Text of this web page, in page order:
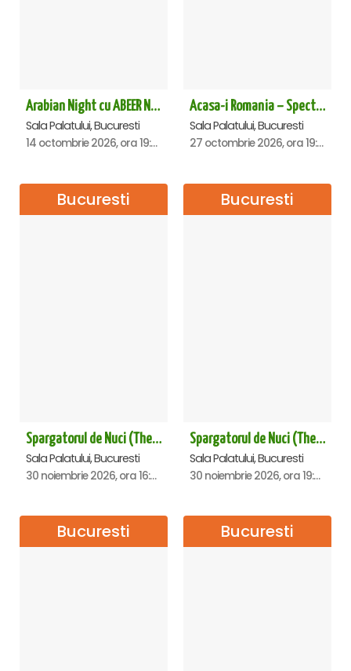
Arabian Night cu ABEER NEHME – Concert extraordinar la Sala Palatului
Sala Palatului, Bucuresti
14 octombrie 2026, ora 19:00
Acasa-i Romania – Spectacol
Sala Palatului, Bucuresti
27 octombrie 2026, ora 19:00
Bucuresti
Spargatorul de Nuci (The Nutcracker) -UKRAINIAN CLASSICAL BALLET (ora 16.00) - Bucuresti
Sala Palatului, Bucuresti
30 noiembrie 2026, ora 16:00
Bucuresti
Spargatorul de Nuci (The Nutcracker) -UKRAINIAN CLASSICAL BALLET (ora 19.30) - Bucuresti
Sala Palatului, Bucuresti
30 noiembrie 2026, ora 19:30
Bucuresti Bucuresti